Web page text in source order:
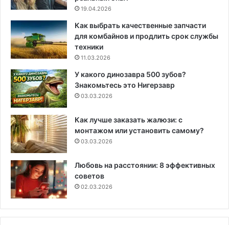
19.04.2026
Как выбрать качественные запчасти
для комбайнов и продлить срок службы
техники
11.03.2026
У какого динозавра 500 зубов?
Знакомьтесь это Нигерзавр
03.03.2026
Как лучше заказать жалюзи: с
монтажом или установить самому?
03.03.2026
Любовь на расстоянии: 8 эффективных
советов
02.03.2026